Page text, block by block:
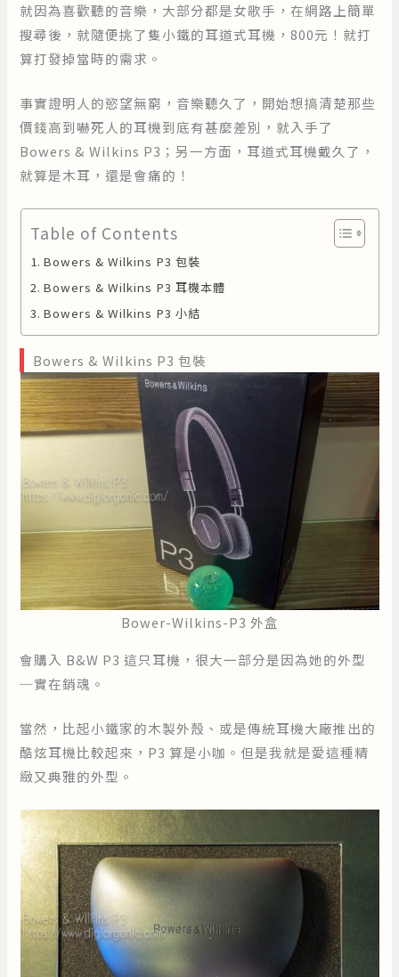
就因為喜歡聽的音樂，大部分都是女歌手，在網路上簡單
搜尋後，就隨便挑了隻小鐵的耳道式耳機，800元！就打
算打發掉當時的需求。
事實證明人的慾望無窮，音樂聽久了，開始想搞清楚那些
價錢高到嚇死人的耳機到底有甚麼差別，就入手了
Bowers & Wilkins P3；另一方面，耳道式耳機戴久了，
就算是木耳，還是會痛的！
Table of Contents
Bowers & Wilkins P3 包裝
Bowers & Wilkins P3 耳機本體
Bowers & Wilkins P3 小結
Bowers & Wilkins P3 包裝
Bower-Wilkins-P3 外盒
會購入 B&W P3 這只耳機，很大一部分是因為她的外型
─實在銷魂。
當然，比起小鐵家的木製外殼、或是傳統耳機大廠推出的
酷炫耳機比較起來，P3 算是小咖。但是我就是愛這種精
緻又典雅的外型。